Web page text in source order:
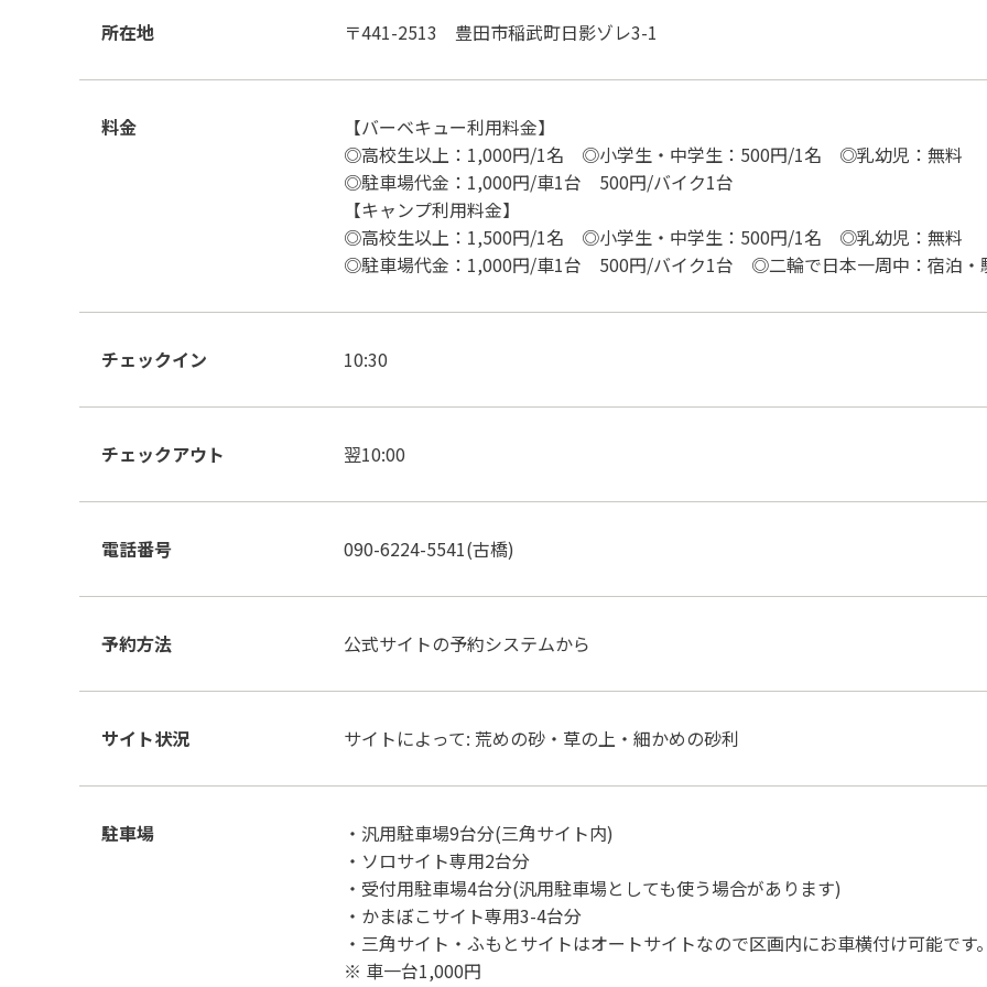
所在地 〒441-2513 豊田市稲武町日影ゾレ3-1
料金
【バーベキュー利用料金】
◎高校生以上：1,000円/1名 ◎小学生・中学生：500円/1名 ◎乳幼児：無料
◎駐車場代金：1,000円/車1台 500円/バイク1台
【キャンプ利用料金】
◎高校生以上：1,500円/1名 ◎小学生・中学生：500円/1名 ◎乳幼児：無料
◎駐車場代金：1,000円/車1台 500円/バイク1台 ◎二輪で日本一周中：宿泊・
チェックイン 10:30
チェックアウト 翌10:00
電話番号 090-6224-5541(古橋)
予約方法 公式サイトの予約システムから
サイト状況 サイトによって: 荒めの砂・草の上・細かめの砂利
駐車場
・汎用駐車場9台分(三角サイト内)
・ソロサイト専用2台分
・受付用駐車場4台分(汎用駐車場としても使う場合があります)
・かまぼこサイト専用3-4台分
・三角サイト・ふもとサイトはオートサイトなので区画内にお車横付け可能です。
※ 車一台1,000円